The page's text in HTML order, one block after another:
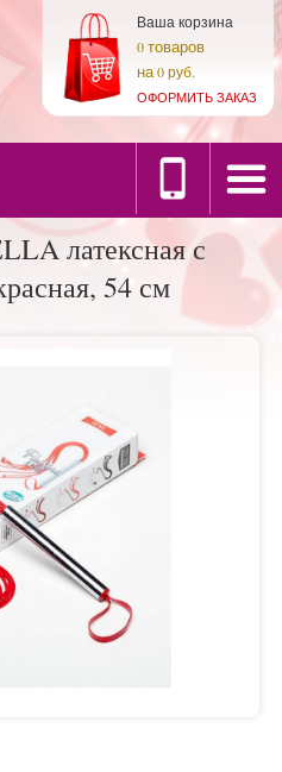
Ваша корзина
0товаров
на0 руб.
ОФОРМИТЬ ЗАКАЗ
латексная с
54 см